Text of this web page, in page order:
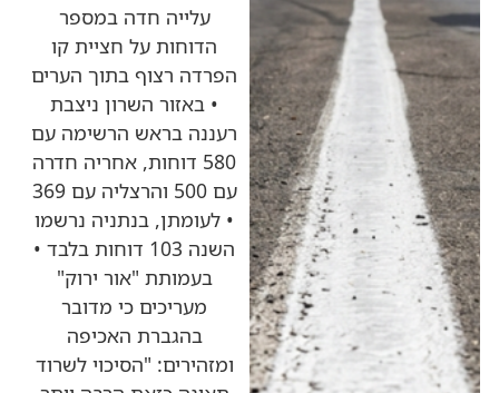
עלייה חדה במספר
הדוחות על חציית קו
הפרדה רצוף בתוך הערים
• באזור השרון ניצבת
רעננה בראש הרשימה עם
580 דוחות, אחריה חדרה
עם 500 והרצליה עם 369
• לעומתן, בנתניה נרשמו
השנה 103 דוחות בלבד •
בעמותת "אור ירוק"
מעריכים כי מדובר
בהגברת האכיפה
ומזהירים: "הסיכוי לשרוד